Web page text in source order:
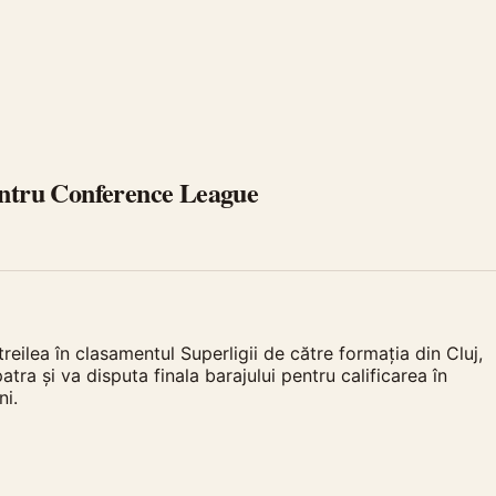
Conference League
în clasamentul Superligii de către formația din Cluj,
și va disputa finala barajului pentru calificarea în